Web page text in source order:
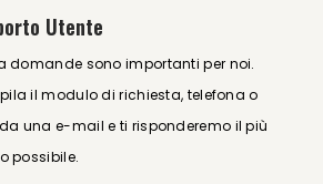
Utente
domande sono importanti per noi.
il modulo di richiesta, telefona o
una e-mail e ti risponderemo il più
possibile.